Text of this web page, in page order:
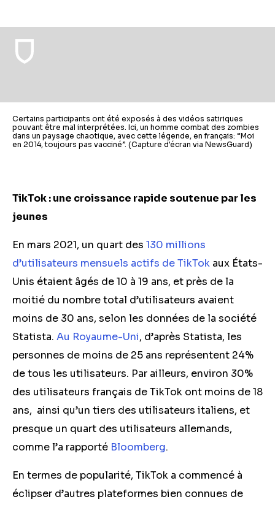
Certains participants ont été exposés à des vidéos satiriques
pouvant être mal interprétées. Ici, un homme combat des zombies
dans un paysage chaotique, avec cette légende, en français: “Moi
en 2014, toujours pas vacciné”. (Capture d'écran via NewsGuard)
TikTok : une croissance rapide soutenue par les
jeunes
En mars 2021, un quart des 130 millions
d’utilisateurs mensuels actifs de TikTok aux États-
Unis étaient âgés de 10 à 19 ans, et près de la
moitié du nombre total d’utilisateurs avaient
moins de 30 ans, selon les données de la société
Statista. Au Royaume-Uni, d’après Statista, les
personnes de moins de 25 ans représentent 24%
de tous les utilisateurs. Par ailleurs, environ 30%
des utilisateurs français de TikTok ont moins de 18
ans, ainsi qu’un tiers des utilisateurs italiens, et
presque un quart des utilisateurs allemands,
comme l’a rapporté Bloomberg.
En termes de popularité, TikTok a commencé à
éclipser d’autres plateformes bien connues de